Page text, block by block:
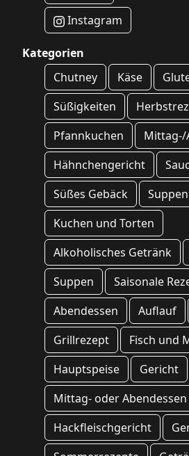
Instagram
Kategorien
Chutney
Käse
Süßigkeiten
Pfannkuchen
Mittag-/
Hähnchengericht
Süßes Gebäck
Kuchen und Torten
Alkoholisches Getränk
Suppen
Saisonale
Abendessen
Auflauf
Grillrezept
Fisch und
Hauptspeise
Gericht
Mittag- oder Abendessen
Hackfleischgericht